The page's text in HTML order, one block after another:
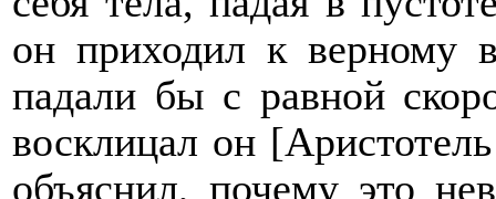
он приходил к верному
падали бы с равной
восклицал он
объяснил, почему это